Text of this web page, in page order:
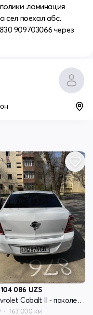
.ламинация
сел поехал абс.
909703066 через
086 UZS
Chevrolet Cobalt II - поколение рестайлинг
163 000 км